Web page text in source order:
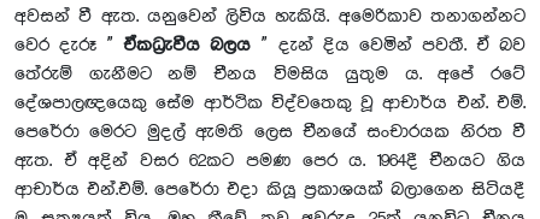
අවසන් වී ඇත. යනුවෙන් ලිවිය හැකියි. අමෙරිකාව තනාගන්නට
වෙර දැරූ ”ඒකධ්‍රැවීය බලය ” දැන් දිය වෙමින් පවතී. ඒ බව
තේරුම් ගැනීමට නම් චීනය විමසිය යුතුම ය. අපේ රටේ
දේශපාලඥයෙකු සේම ආර්ථික විද්වතෙකු වූ ආචාර්ය එන්. එම්.
පෙරේරා මෙරට මුදල් ඇමති ලෙස චීනයේ සංචාරයක නිරත වී
ඇත. ඒ අදින් වසර 62කට පමණ පෙර ය. 1964දී චීනයට ගිය
ආචාර්ය එන්.එම්. පෙරේරා එදා කියූ ප්‍රකාශයක් බලාගෙන සිටියදී